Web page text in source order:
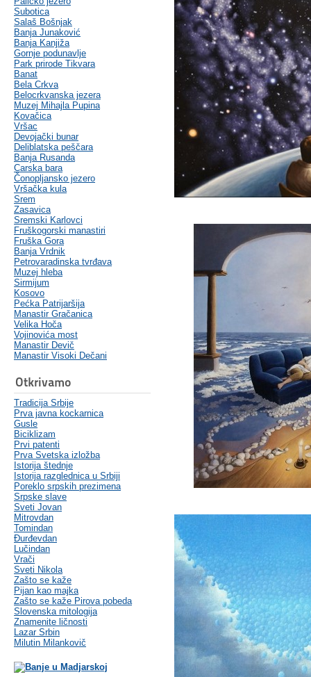
Subotica
Salaš Bošnjak
Banja Junaković
Banja Kanjiža
Gornje podunavlje
Park prirode Tikvara
Banat
Bela Crkva
Belocrkvanska jezera
Muzej Mihajla Pupina
Kovačica
Vršac
Devojački bunar
Deliblatska peščara
Banja Rusanda
Carska bara
Čonopljansko jezero
Vršačka kula
Srem
Zasavica
Sremski Karlovci
Fruškogorski manastiri
Fruška Gora
Banja Vrdnik
Petrovaradinska tvrđava
Muzej hleba
Sirmijum
Kosovo
Pećka Patrijaršija
Manastir Gračanica
Velika Hoča
Vojinovića most
Manastir Devič
Manastir Visoki Dečani
Otkrivamo
Tradicija Srbije
Prva javna kockarnica
Gusle
Biciklizam
Prvi patenti
Prva Svetska izložba
Istorija štednje
Istorija razglednica u Srbiji
Poreklo srpskih prezimena
Srpske slave
Sveti Jovan
Mitrovdan
Tomindan
Đurđevdan
Lučindan
Vrači
Sveti Nikola
Zašto se kaže
Pijan kao majka
Zašto se kaže Pirova pobeda
Slovenska mitologija
Znamenite ličnosti
Lazar Srbin
Milutin Milankovič